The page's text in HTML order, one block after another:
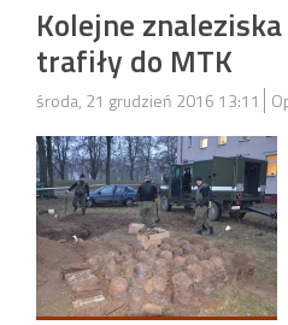
Kolejne
trafiły do MTK
środa, 21 grudzień 2016 13:11